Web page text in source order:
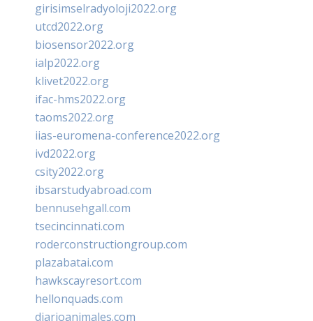
girisimselradyoloji2022.org
utcd2022.org
biosensor2022.org
ialp2022.org
klivet2022.org
ifac-hms2022.org
taoms2022.org
iias-euromena-conference2022.org
ivd2022.org
csity2022.org
ibsarstudyabroad.com
bennusehgall.com
tsecincinnati.com
roderconstructiongroup.com
plazabatai.com
hawkscayresort.com
hellonquads.com
diarioanimales.com